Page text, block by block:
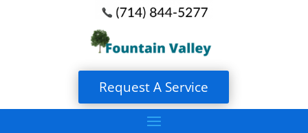
Request A Service